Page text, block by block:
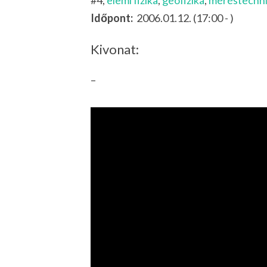
Időpont: 2006.01.12. (17:00 - )
Kivonat:
–